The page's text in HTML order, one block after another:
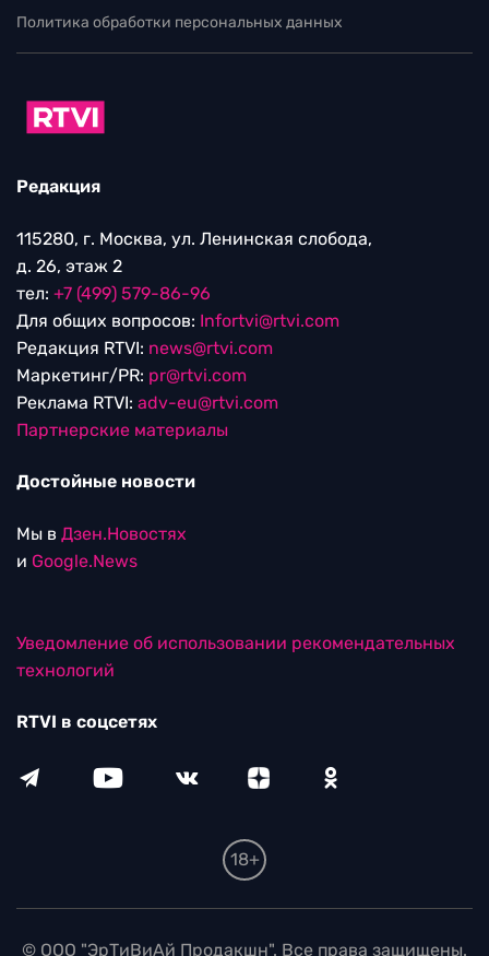
Политика обработки персональных данных
Редакция
115280, г. Москва, ул. Ленинская слобода,
д. 26, этаж 2
тел: +7 (499) 579-86-96
Для общих вопросов: Infortvi@rtvi.com
Редакция RTVI: news@rtvi.com
Маркетинг/PR: pr@rtvi.com
Реклама RTVI: adv-eu@rtvi.com
Партнерские материалы
Достойные новости
Мы в Дзен.Новостях
и Google.News
Уведомление об использовании рекомендательных
технологий
RTVI в соцсетях
18+
© ООО "ЭрТиВиАй Продакшн". Все права защищены.